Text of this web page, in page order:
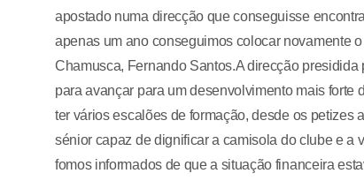
apostado numa direcção que conseguisse
apenas um ano conseguimos colocar novamente
Chamusca, Fernando Santos.A direcção
para avançar para um desenvolvimento mais forte
ter vários escalões de formação, desde os petizes
sénior capaz de dignificar a camisola do clube e a
fomos informados de que a situação financeira